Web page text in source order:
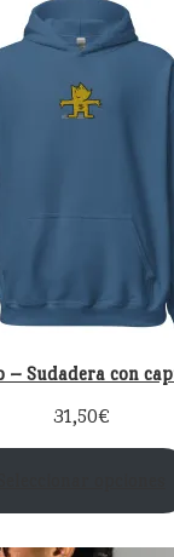
– Sudadera con
31,50€